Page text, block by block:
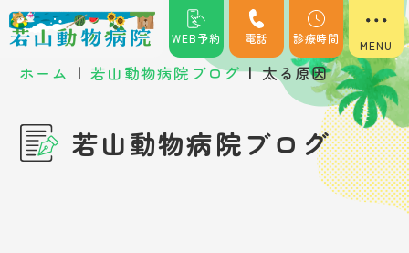
WEB予約 電話 診療時間
ホーム | 若山動物病院ブログ | 太る原因
若山動物病院ブログ